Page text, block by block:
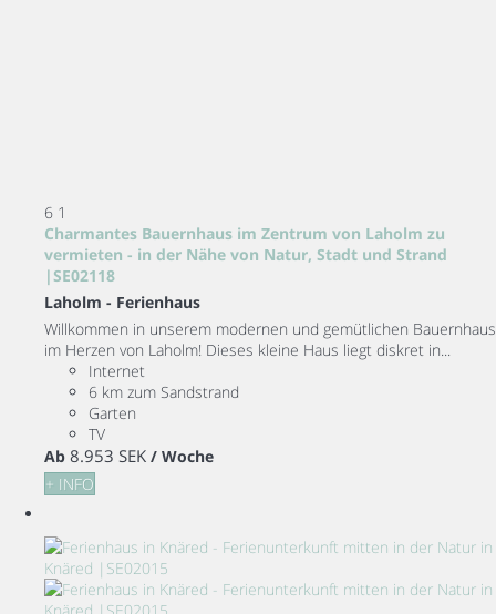
6 1
Charmantes Bauernhaus im Zentrum von Laholm zu
vermieten - in der Nähe von Natur, Stadt und Strand
|SE02118
Laholm - Ferienhaus
Willkommen in unserem modernen und gemütlichen Bauernhaus
im Herzen von Laholm! Dieses kleine Haus liegt diskret in...
Internet
6 km zum Sandstrand
Garten
TV
Ab 8.953 SEK / Woche
+ INFO